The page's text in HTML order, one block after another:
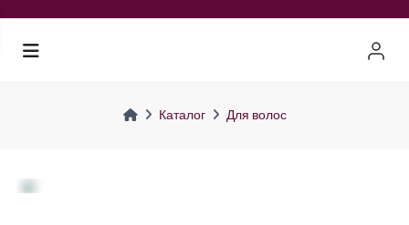
Каталог Для волос